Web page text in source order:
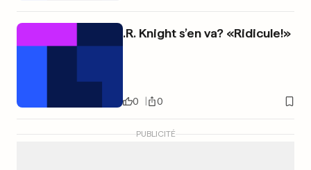
.R. Knight s’en va? «Ridicule!»
0 0
PUBLICITÉ